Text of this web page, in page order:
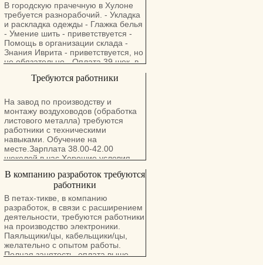
В городскую прачечную в Хулоне
требуется разнорабочий. - Укладка
и раскладка одежды - Глажка белья
- Умение шить - приветствуется -
Помощь в организации склада -
Знания Иврита - приветствуется, но
не обязательно - Оплата 39 шек. в
- ть дней в неделю (без пятниц и
женщин, соискателей 50+.
Подходит также для беженцев из
Украины! Трудоустройство на
прямую, без посредников.
Семейная атмосфера,
уважительное отношение.
Требуются работники
На завод по производству и
монтажу воздуховодов (обработка
листового металла) требуются
работники с техническими
навыками. Обучение на
месте.Зарплата 38.00-42.00
шекелей в час.Хорошие условия
В компанию разработок требуются
работники
В петах-тикве, в компанию
разработок, в связи с расширением
деятельности, требуются работники
на производство электроники.
Паяльщики/цы, кабельщики/цы,
желательно с опытом работы.
Полная занятость, оплата выше